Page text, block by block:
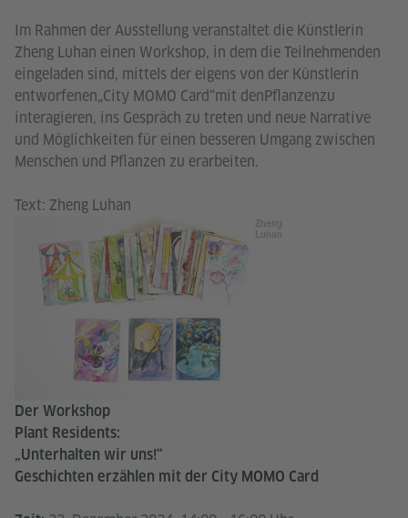
Im Rahmen der Ausstellung veranstaltet die Künstlerin
Zheng Luhan einen Workshop, in dem die Teilnehmenden
eingeladen sind, mittels der eigens von der Künstlerin
entworfenen„City MOMO Card“mit denPflanzenzu
interagieren, ins Gespräch zu treten und neue Narrative
und Möglichkeiten für einen besseren Umgang zwischen
Menschen und Pflanzen zu erarbeiten.
Text: Zheng Luhan
Zheng
Luhan
Der Workshop
Plant Residents:
„Unterhalten wir uns!“
Geschichten erzählen mit der City MOMO Card